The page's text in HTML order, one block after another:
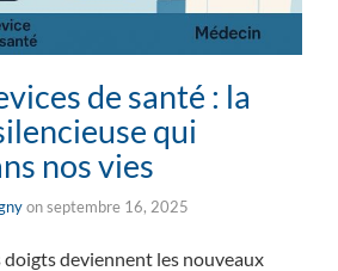
de santé : la
qui
nos vies
onseptembre 16, 2025
deviennent les nouveaux